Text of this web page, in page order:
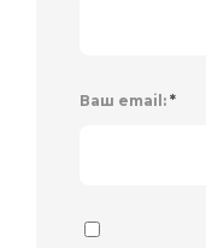
Ваш email: *